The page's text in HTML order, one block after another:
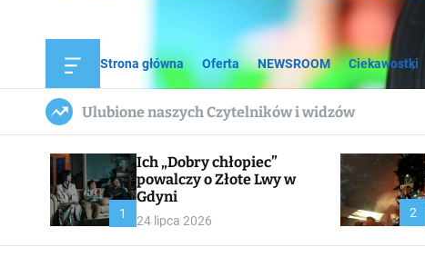
O
f
c
a
a
s
W
i
Strona główna Oferta NEWSROOM Ciekawostki
Ulubione naszych Czytelników i widzów
1
Ich „Dobry chłopiec”
powalczy o Złote Lwy w
Gdyni
24 lipca 2026
2